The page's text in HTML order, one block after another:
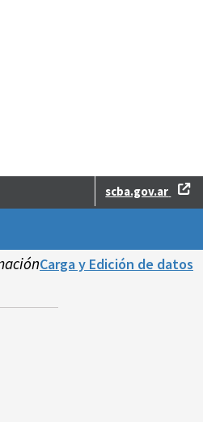
scba.gov.ar
Carga y Edición de datos